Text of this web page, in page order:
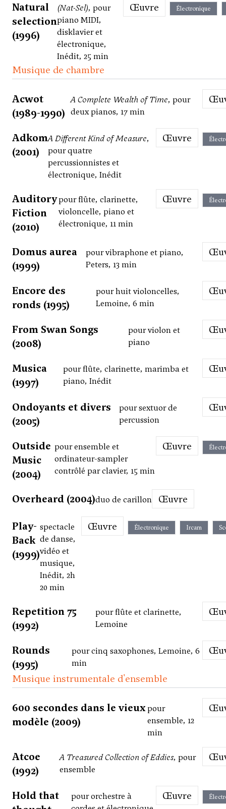
Natural
selection
(1996)
(Nat-Sel), pour
piano MIDI,
disklavier et
électronique,
Inédit, 25 min
Œuvre Électronique
Musique de chambre
Acwot
(1989-1990)
A Complete Wealth of Time, pour
deux pianos, 17 min
Adkom
(2001)
A Different Kind of Measure,
pour quatre
percussionnistes et
électronique, Inédit
Œuvre
Auditory
Fiction
(2010)
pour flûte, clarinette,
violoncelle, piano et
électronique, 11 min
Œuvre
Domus aurea
(1999)
pour vibraphone et piano,
Peters, 13 min
Encore des
ronds (1995)
pour huit violoncelles,
Lemoine, 6 min
From Swan Songs
(2008)
pour violon et
piano
Musica
(1997)
pour flûte, clarinette, marimba et
piano, Inédit
Ondoyants et divers
(2005)
pour sextuor de
percussion
Outside
Music
(2004)
pour ensemble et
ordinateur-sampler
contrôlé par clavier, 15 min
Œuvre
Overheard (2004)duo de carillon Œuvre
Play-
Back
(1999)
spectacle
de danse,
vidéo et
musique,
Inédit, 2h
20 min
Œuvre Électronique Ircam
Repetition 75
(1992)
pour flûte et clarinette,
Lemoine
Rounds
(1995)
pour cinq saxophones, Lemoine, 6
min
Musique instrumentale d'ensemble
600 secondes dans le vieux
modèle (2009)
pour
ensemble, 12
min
Atcoe
(1992)
A Treasured Collection of Eddies, pour
ensemble
Hold that
pour orchestre à
Œuvre